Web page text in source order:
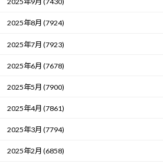
2025年8月 (7924)
2025年7月 (7923)
2025年6月 (7678)
2025年5月 (7900)
2025年4月 (7861)
2025年3月 (7794)
2025年2月 (6858)